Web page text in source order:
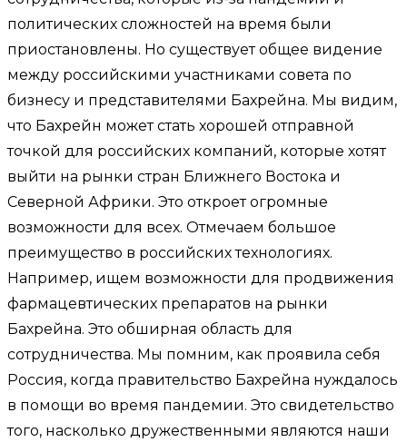
политических сложностей на время были
приостановлены. Но существует общее видение
между российскими участниками совета по
бизнесу и представителями Бахрейна. Мы видим,
что Бахрейн может стать хорошей отправной
точкой для российских компаний, которые хотят
выйти на рынки стран Ближнего Востока и
Северной Африки. Это откроет огромные
возможности для всех. Отмечаем большое
преимущество в российских технологиях.
Например, ищем возможности для продвижения
фармацевтических препаратов на рынки
Бахрейна. Это обширная область для
сотрудничества. Мы помним, как проявила себя
Россия, когда правительство Бахрейна нуждалось
в помощи во время пандемии. Это свидетельство
того, насколько дружественными являются наши